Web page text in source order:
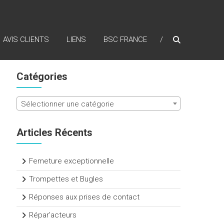
AVIS CLIENTS LIENS BSC FRANCE
Catégories
Sélectionner une catégorie
Articles Récents
Femeture exceptionnelle
Trompettes et Bugles
Réponses aux prises de contact
Répar’acteurs